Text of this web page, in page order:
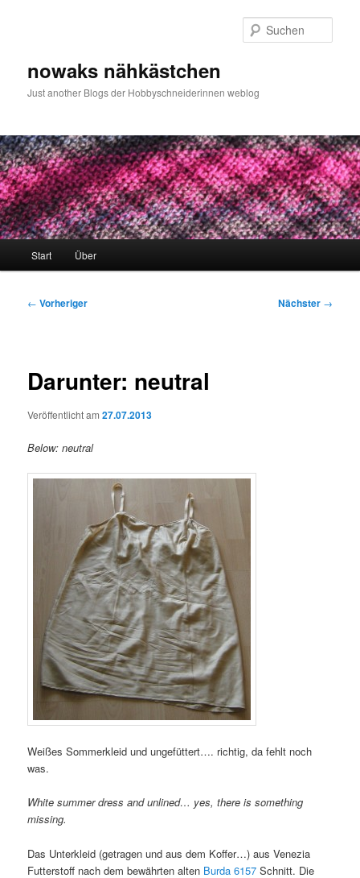
nowaks nähkästchen
Just another Blogs der Hobbyschneiderinnen weblog
Start Über
Beitragsnavigation
← Vorheriger Nächster →
Darunter: neutral
Veröffentlicht am27.07.2013
Below: neutral
Weißes Sommerkleid und ungefüttert…. richtig, da fehlt noch
was.
White summer dress and unlined… yes, there is something
missing.
Das Unterkleid (getragen und aus dem Koffer…) aus Venezia
Futterstoff nach dem bewährten alten Burda 6157 Schnitt. Die